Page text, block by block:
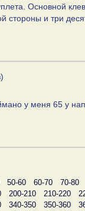
Основной
стороны и три
у меня 65 у
50-60 60-70 70-80
200-210 210-220
340-350 350-360